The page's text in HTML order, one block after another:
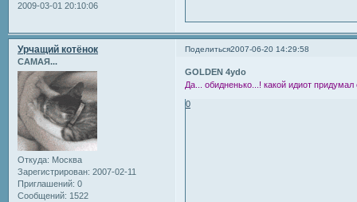
2009-03-01 20:10:06
Поделиться2007-06-20 14:29:58
Урчащий котёнок
САМАЯ...
Откуда: Москва
Зарегистрирован: 2007-02-11
Приглашений: 0
Сообщений: 1522
GOLDEN 4ydo
Да... обидненько...! какой идиот придумал
0